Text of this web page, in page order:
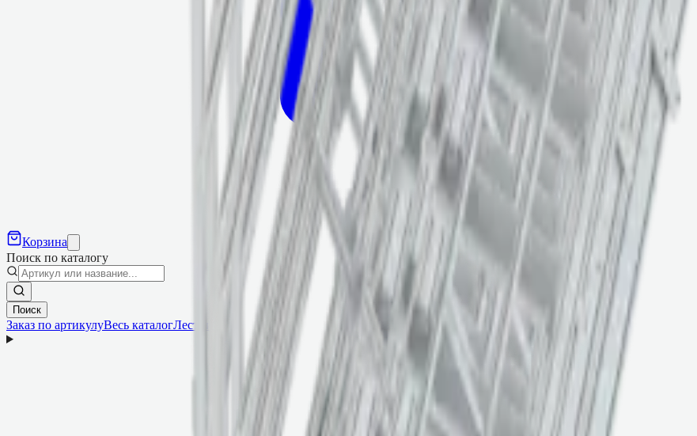
Корзина
Поиск по каталогу
Поиск
Заказ по артикулуВесь каталогЛестницы